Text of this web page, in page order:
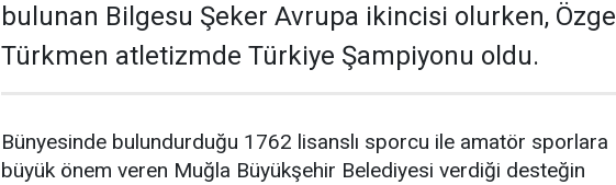
bulunan Bilgesu Şeker Avrupa ikincisi olurken, Özge
Türkmen atletizmde Türkiye Şampiyonu oldu.
Bünyesinde bulundurduğu 1762 lisanslı sporcu ile amatör sporlara
büyük önem veren Muğla Büyükşehir Belediyesi verdiği desteğin